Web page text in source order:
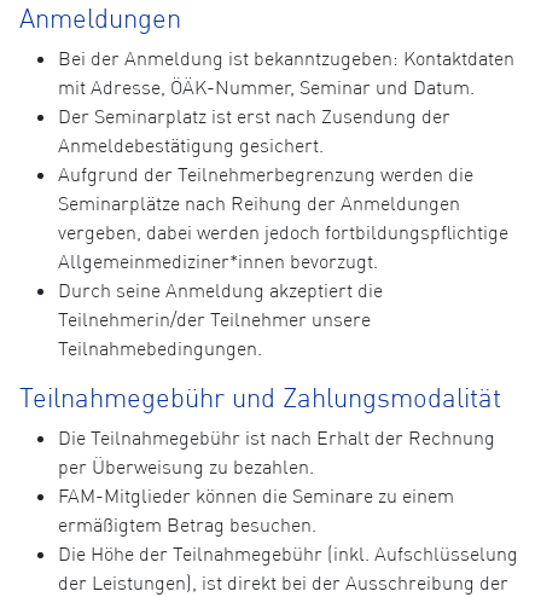
Anmeldungen
Bei der Anmeldung ist bekanntzugeben: Kontaktdaten
mit Adresse, ÖÄK-Nummer, Seminar und Datum.
Der Seminarplatz ist erst nach Zusendung der
Anmeldebestätigung gesichert.
Aufgrund der Teilnehmerbegrenzung werden die
Seminarplätze nach Reihung der Anmeldungen
vergeben, dabei werden jedoch fortbildungspflichtige
Allgemeinmediziner*innen bevorzugt.
Durch seine Anmeldung akzeptiert die
Teilnehmerin/der Teilnehmer unsere
Teilnahmebedingungen.
Teilnahmegebühr und Zahlungsmodalität
Die Teilnahmegebühr ist nach Erhalt der Rechnung
per Überweisung zu bezahlen.
FAM-Mitglieder können die Seminare zu einem
ermäßigtem Betrag besuchen.
Die Höhe der Teilnahmegebühr (inkl. Aufschlüsselung
der Leistungen), ist direkt bei der Ausschreibung der